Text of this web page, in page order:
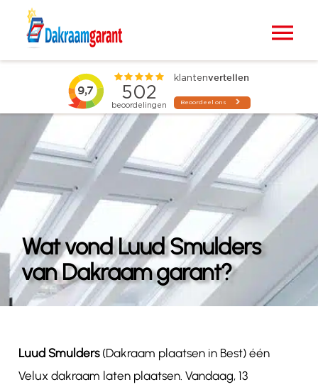
VELUX dakramen
Zonwering
Projecten
Contact
Wat vond Luud Smulders
van Dakraam garant?
Luud Smulders (Dakraam plaatsen in Best) één
Velux dakraam laten plaatsen. Vandaag, 13